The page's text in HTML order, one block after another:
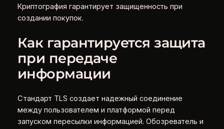
Криптография гарантирует защищенность при
создании покупок.
Как гарантируется защита
при передаче
информации
Стандарт TLS создает надежный соединение
между пользователем и платформой перед
запуском пересылки информацией. Обозреватель и